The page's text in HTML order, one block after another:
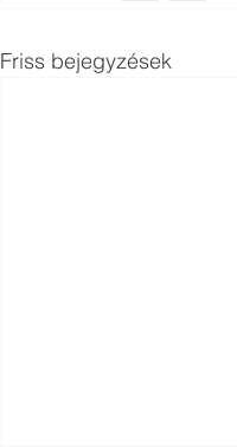
Friss bejegyzések